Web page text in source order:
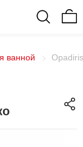
ванной